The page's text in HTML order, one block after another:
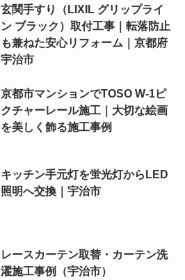
玄関手すり（LIXIL グリップライ
ン ブラック）取付工事｜転落防止
も兼ねた安心リフォーム｜京都府
宇治市
京都市マンションでTOSO W-1ピ
クチャーレール施工｜大切な絵画
を美しく飾る施工事例
キッチン手元灯を蛍光灯からLED
照明へ交換｜宇治市
レースカーテン取替・カーテン洗
濯施工事例（宇治市）